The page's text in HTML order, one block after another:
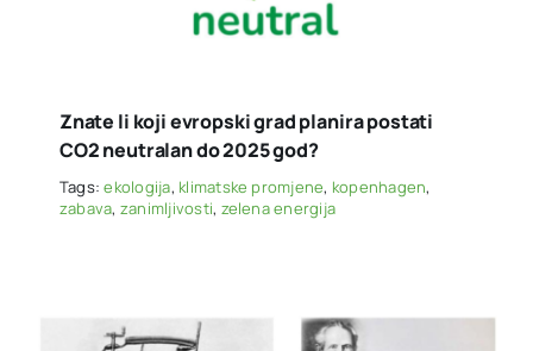
Znate li koji evropski grad planira postati
CO2 neutralan do 2025 god?
Tags:ekologija, klimatske promjene, kopenhagen,
zabava, zanimljivosti, zelena energija